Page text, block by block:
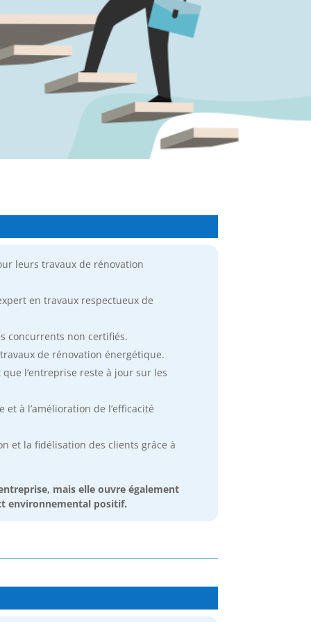
leurs travaux de rénovation
en travaux respectueux de
concurrents non certifiés.
de rénovation énergétique.
l’entreprise reste à jour sur les
à l’amélioration de l’efficacité
et la fidélisation des clients grâce à
mais elle ouvre également
environnemental positif.